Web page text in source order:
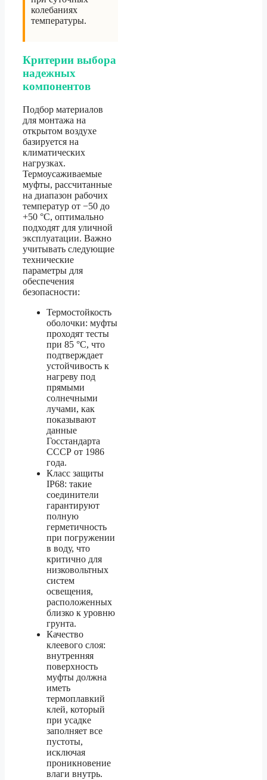
колебаниях
температуры.
Критерии выбора
надежных
компонентов
Подбор материалов
для монтажа на
открытом воздухе
базируется на
климатических
нагрузках.
Термоусаживаемые
муфты, рассчитанные
на диапазон рабочих
температур от −50 до
+50 °C, оптимально
подходят для уличной
эксплуатации. Важно
учитывать следующие
технические
параметры для
обеспечения
безопасности:
Термостойкость
оболочки: муфты
проходят тесты
при 85 °C, что
подтверждает
устойчивость к
нагреву под
прямыми
солнечными
лучами, как
показывают
данные
Госстандарта
СССР от 1986
года.
Класс защиты
IP68: такие
соединители
гарантируют
полную
герметичность
при погружении
в воду, что
критично для
низковольтных
систем
освещения,
расположенных
близко к уровню
грунта.
Качество
клеевого слоя:
внутренняя
поверхность
муфты должна
иметь
термоплавкий
клей, который
при усадке
заполняет все
пустоты,
исключая
проникновение
влаги внутрь.